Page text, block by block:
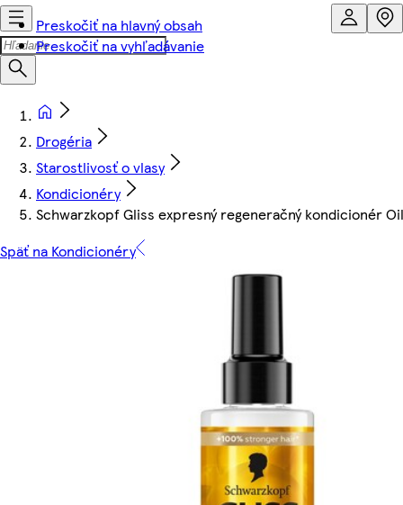
Preskočiť na hlavný obsah
Preskočiť na vyhľadávanie
Drogéria
Starostlivosť o vlasy
Kondicionéry
Schwarzkopf Gliss expresný regeneračný kondicionér
Späť na Kondicionéry